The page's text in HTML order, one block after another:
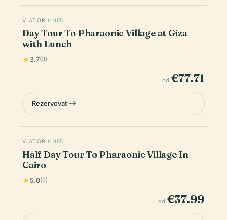
VIATOR IHNED
Day Tour To Pharaonic Village at Giza
with Lunch
3.7(3)
od €77.71
Rezervovat
VIATOR IHNED
Half Day Tour To Pharaonic Village In
Cairo
5.0(2)
od €37.99